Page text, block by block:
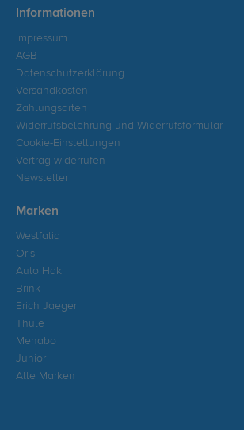
Informationen
Impressum
AGB
Datenschutzerklärung
Versandkosten
Zahlungsarten
Widerrufsbelehrung und Widerrufsformular
Cookie-Einstellungen
Vertrag widerrufen
Newsletter
Marken
Westfalia
Oris
Auto Hak
Brink
Erich Jaeger
Thule
Menabo
Junior
Alle Marken